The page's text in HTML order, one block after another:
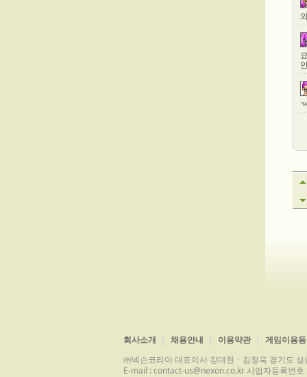
회사소개 채용안내 이용약관
게임이용
㈜넥슨코리아 대표이사 강대현ㆍ김정욱 경기도
E-mail : contact-us@nexon.co.kr 사업자등록번